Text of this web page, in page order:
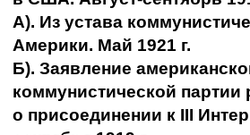
А). Из устава
Америки. Май 1921 г.
Б). Заявление
коммунистической партии
о присоединении к III